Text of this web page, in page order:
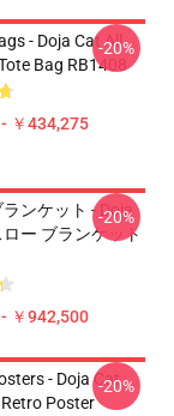
- Doja Cat All
Bag RB1408
￥434,275
-20%
ンケット - Doja
ー ブランケット
￥942,500
-20%
- Doja Cat
Poster
-20%